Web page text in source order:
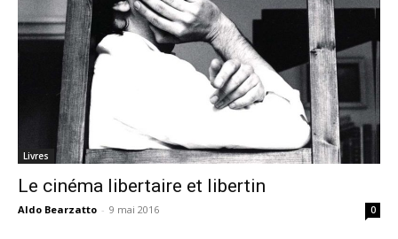
Livres
Le cinéma libertaire et libertin
Aldo Bearzatto - 9 mai 2016 0